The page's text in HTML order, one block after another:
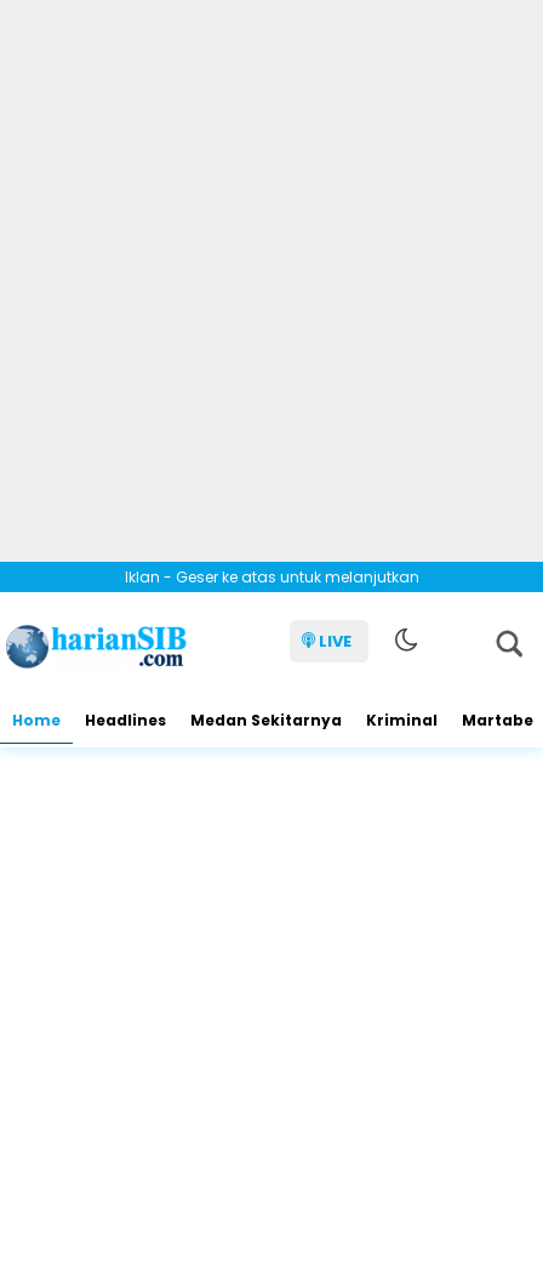
Iklan - Geser ke atas untuk melanjutkan
LIVE
Home Headlines Medan Sekitarnya Kriminal Martabe